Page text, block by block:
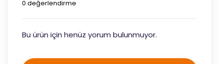
0 değerlendirme
Bu ürün için henüz yorum bulunmuyor.